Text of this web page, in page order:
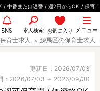
【保育補助】上石神井駅エリアの認可保育園 / 無資格OK / 中番または遅番 / 週2日からOK / 保育士の方は時給アップ
メニュー
お気に入り
求人検索
SNS
育士求人 練馬区の保育士求人
更新日：2026/07/03
：2026/07/03 ～ 2026/09/30